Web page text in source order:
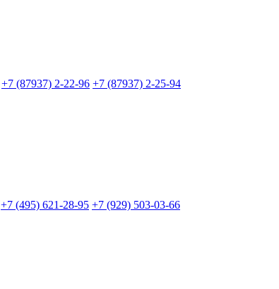
+7 (87937) 2-22-96 +7 (87937) 2-25-94
+7 (495) 621-28-95 +7 (929) 503-03-66